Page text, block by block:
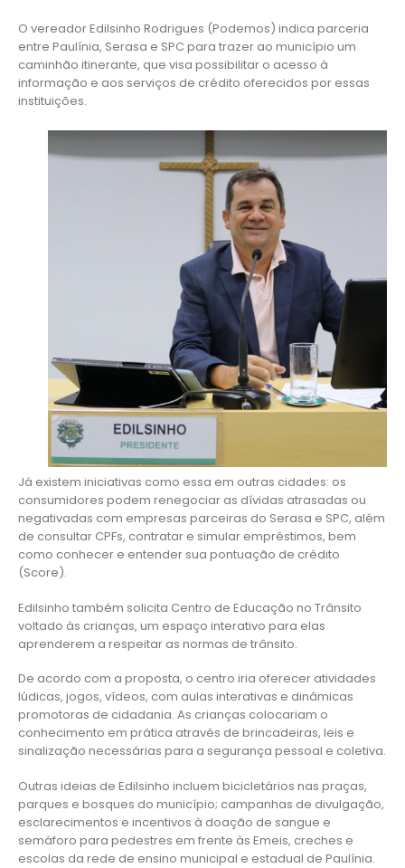
O vereador Edilsinho Rodrigues (Podemos) indica parceria
entre Paulínia, Serasa e SPC para trazer ao município um
caminhão itinerante, que visa possibilitar o acesso à
informação e aos serviços de crédito oferecidos por essas
instituições.
Já existem iniciativas como essa em outras cidades: os
consumidores podem renegociar as dívidas atrasadas ou
negativadas com empresas parceiras do Serasa e SPC, além
de consultar CPFs, contratar e simular empréstimos, bem
como conhecer e entender sua pontuação de crédito
(Score).
Edilsinho também solicita Centro de Educação no Trânsito
voltado às crianças, um espaço interativo para elas
aprenderem a respeitar as normas de trânsito.
De acordo com a proposta, o centro iria oferecer atividades
lúdicas, jogos, vídeos, com aulas interativas e dinâmicas
promotoras de cidadania. As crianças colocariam o
conhecimento em prática através de brincadeiras, leis e
sinalização necessárias para a segurança pessoal e coletiva.
Outras ideias de Edilsinho incluem bicicletários nas praças,
parques e bosques do município; campanhas de divulgação,
esclarecimentos e incentivos à doação de sangue e
semáforo para pedestres em frente às Emeis, creches e
escolas da rede de ensino municipal e estadual de Paulínia.